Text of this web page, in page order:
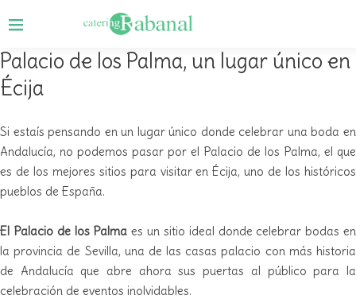
Palacio de los Palma, un lugar único en
Écija
Si estaís pensando en un lugar único donde celebrar una boda en
Andalucía, no podemos pasar por el Palacio de los Palma, el que
es de los mejores sitios para visitar en Écija, uno de los históricos
pueblos de España.
El Palacio de los Palma es un sitio ideal donde celebrar bodas en
la provincia de Sevilla, una de las casas palacio con más historia
de Andalucía que abre ahora sus puertas al público para la
celebración de eventos inolvidables.